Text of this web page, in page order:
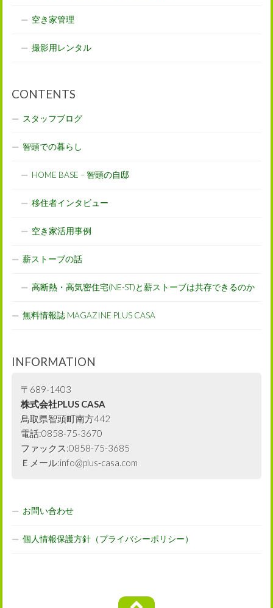
空き家管理
撮影用レンタル
CONTENTS
スタッフブログ
智頭での暮らし
HOME BASE – 智頭の自邸
移住者インタビュー
空き家活用事例
薪ストーブの話
高断熱・高気密住宅(NE-ST)と薪ストーブは共存できるのか
無料情報誌 MAGAZINE PLUS CASA
INFORMATION
〒689-1403
株式会社PLUS CASA
鳥取県智頭町南方442
電話:0858-75-3670
ファックス:0858-75-3685
Ｅメール:info@plus-casa.com
お問い合わせ
個人情報保護方針（プライバシーポリシー）